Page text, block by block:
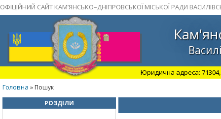
ОФІЦІЙНИЙ САЙТ КАМ’ЯНСЬКО–ДНІПРОВСЬКОЇ МІСЬКОЇ РАДИ
Юридична адреса: 71304,
Головна » Пошук
РОЗДІЛИ